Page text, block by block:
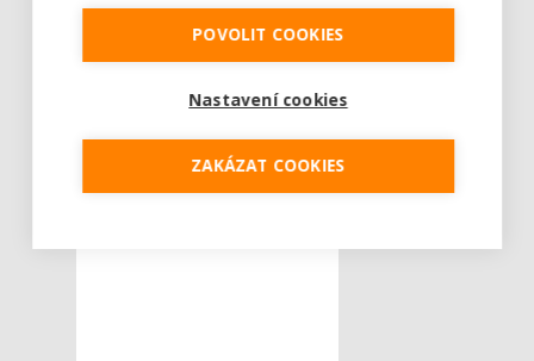
POVOLIT COOKIES
Nastavení cookies
ZAKÁZAT COOKIES